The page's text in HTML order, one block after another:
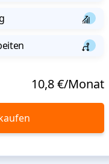
10,8 €/Monat